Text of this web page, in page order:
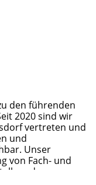
den führenden
2020 sind wir
vertreten und
und
Unser
von Fach- und
und